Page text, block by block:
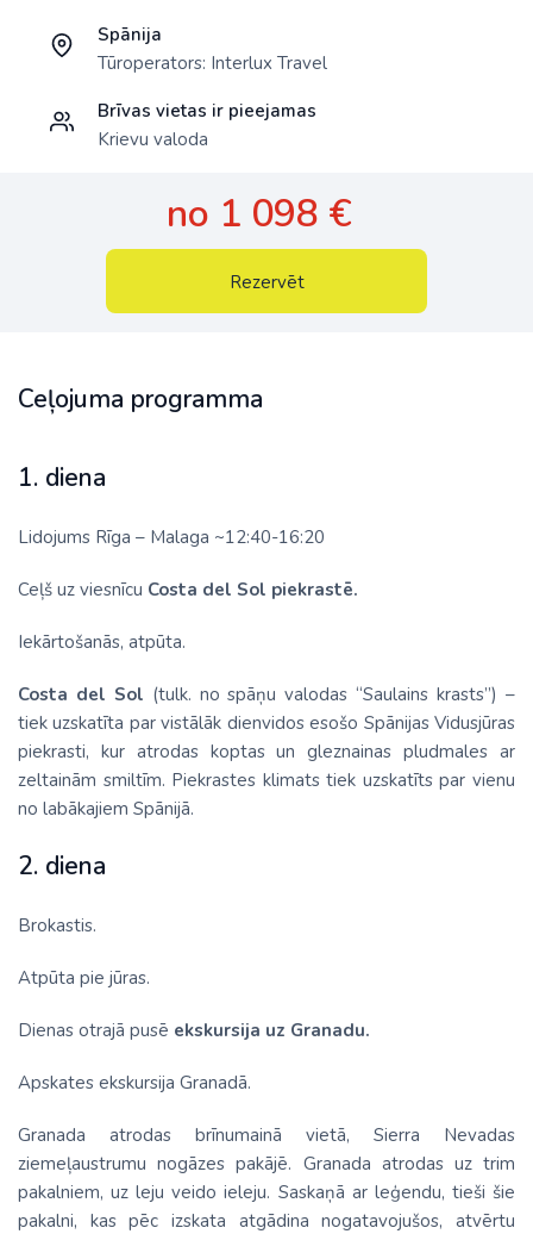
Ceļojuma programma
1. diena
Lidojums Rīga – Malaga ~12:40-16:20
Ceļš uz viesnīcu Costa del Sol piekrastē.
Iekārtošanās, atpūta.
Costa del Sol (tulk. no spāņu valodas “Saulains krasts”) –
tiek uzskatīta par vistālāk dienvidos esošo Spānijas Vidusjūras
piekrasti, kur atrodas koptas un gleznainas pludmales ar
zeltainām smiltīm. Piekrastes klimats tiek uzskatīts par vienu
no labākajiem Spānijā.
2. diena
Brokastis.
Atpūta pie jūras.
Dienas otrajā pusē ekskursija uz Granadu.
Apskates ekskursija Granadā.
Granada atrodas brīnumainā vietā, Sierra Nevadas
ziemeļaustrumu nogāzes pakājē. Granada atrodas uz trim
pakalniem, uz leju veido ieleju. Saskaņā ar leģendu, tieši šie
pakalni, kas pēc izskata atgādina nogatavojušos, atvērtu
Spānija
Tūroperators: Interlux Travel
Brīvas vietas ir pieejamas
Krievu valoda
no 1 098 €
Rezervēt